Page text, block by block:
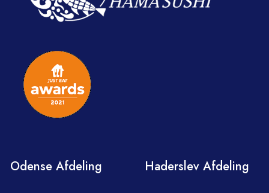
Odense Afdeling Haderslev Afdeling